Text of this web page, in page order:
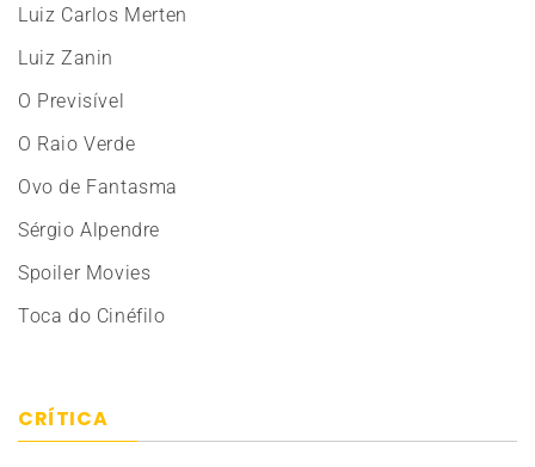
Luiz Carlos Merten
Luiz Zanin
O Previsível
O Raio Verde
Ovo de Fantasma
Sérgio Alpendre
Spoiler Movies
Toca do Cinéfilo
CRÍTICA